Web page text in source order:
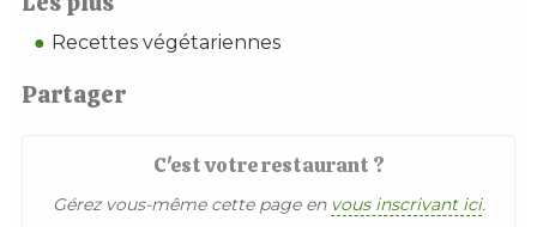
Recettes végétariennes
Partager
C'est votre restaurant ?
Gérez vous-même cette page en vous inscrivant ici.